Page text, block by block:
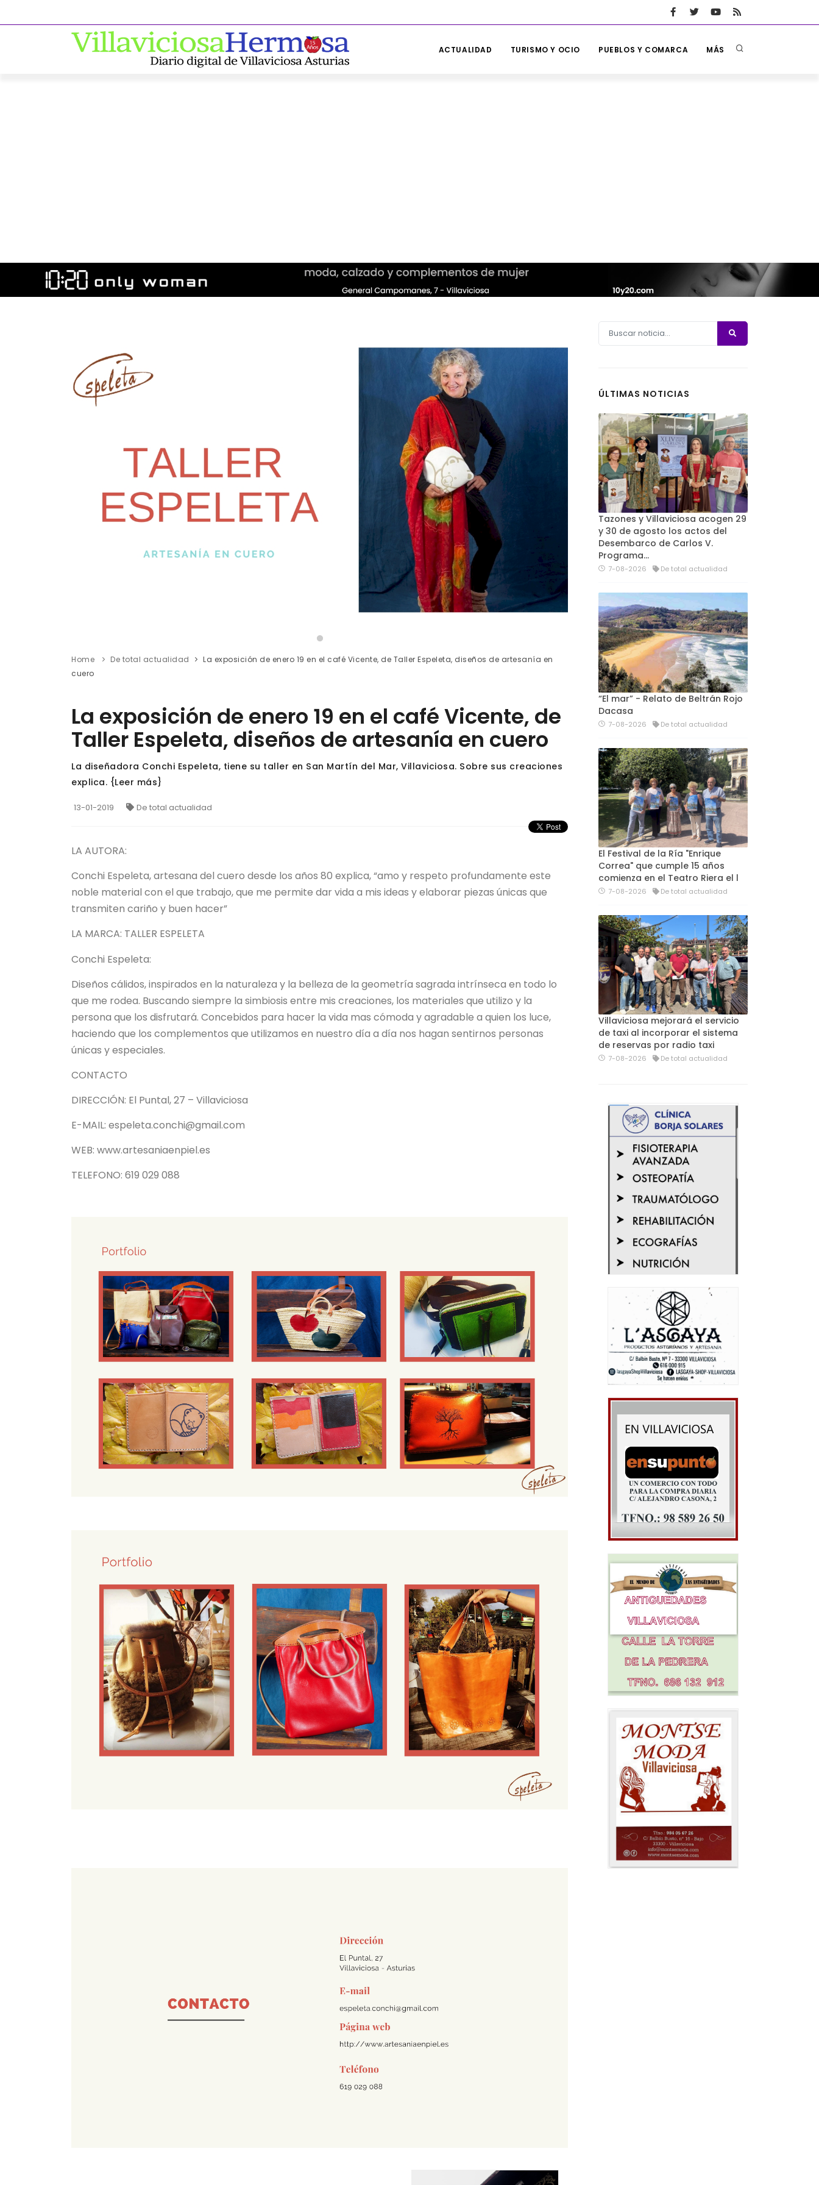
ACTUALIDAD TURISMO Y OCIO PUEBLOS Y COMARCA MÁS
Home De total actualidad
La exposición de enero 19 en el café Vicente, de Taller Espeleta, diseños de artesanía en
cuero
La exposición de enero 19 en el café Vicente, de
Taller Espeleta, diseños de artesanía en cuero
La diseñadora Conchi Espeleta, tiene su taller en San Martín del Mar, Villaviciosa. Sobre sus creaciones
explica. {Leer más}
13-01-2019 De total actualidad
LA AUTORA:
Conchi Espeleta, artesana del cuero desde los años 80 explica, “amo y respeto profundamente este
noble material con el que trabajo, que me permite dar vida a mis ideas y elaborar piezas únicas que
transmiten cariño y buen hacer”
LA MARCA: TALLER ESPELETA
Conchi Espeleta:
Diseños cálidos, inspirados en la naturaleza y la belleza de la geometría sagrada intrínseca en todo lo
que me rodea. Buscando siempre la simbiosis entre mis creaciones, los materiales que utilizo y la
persona que los disfrutará. Concebidos para hacer la vida mas cómoda y agradable a quien los luce,
haciendo que los complementos que utilizamos en nuestro día a día nos hagan sentirnos personas
únicas y especiales.
CONTACTO
DIRECCIÓN: El Puntal, 27 – Villaviciosa
E-MAIL: espeleta.conchi@gmail.com
WEB: www.artesaniaenpiel.es
TELEFONO: 619 029 088
ÚLTIMAS NOTICIAS
Tazones y Villaviciosa acogen 29
y 30 de agosto los actos del
Desembarco de Carlos V.
Programa…
7-08-2026 De total actualidad
“El mar” - Relato de Beltrán Rojo
Dacasa
7-08-2026 De total actualidad
El Festival de la Ría "Enrique
Correa" que cumple 15 años
comienza en el Teatro Riera el l
7-08-2026 De total actualidad
Villaviciosa mejorará el servicio
de taxi al incorporar el sistema
de reservas por radio taxi
7-08-2026 De total actualidad